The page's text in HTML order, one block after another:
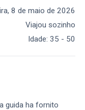
8 de maio de 2026
Viajou sozinho
Idade: 35 - 50
guida ha fornito